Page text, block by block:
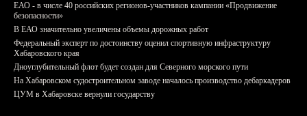
ЕАО - в числе 40 российских регионов-участников кампании «Продвижение
безопасности»
В ЕАО значительно увеличены объемы дорожных работ
Федеральный эксперт по достоинству оценил спортивную инфраструктуру
Хабаровского края
Дноуглубительный флот будет создан для Северного морского пути
На Хабаровском судостроительном заводе началось производство дебаркадеров
ЦУМ в Хабаровске вернули государству